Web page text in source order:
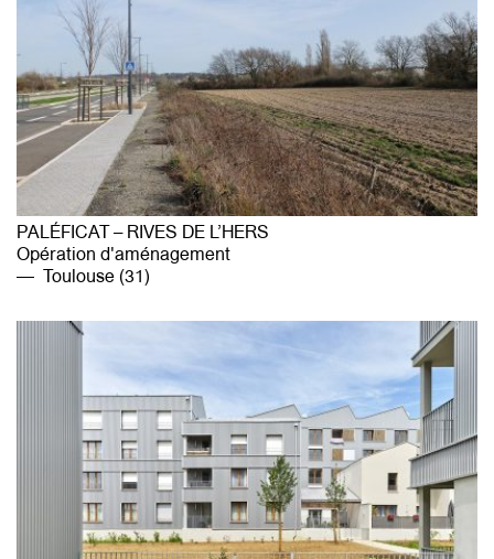
PALÉFICAT – RIVES DE L’HERS
Opération d'aménagement
Toulouse (31)